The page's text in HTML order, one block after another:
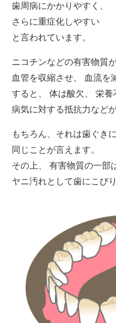
歯周病にかかりやすく、
さらに重症化しやすい
と言われています。
ニコチンなどの有害物質
血管を収縮させ、 血流を
すると、 体は酸欠、 栄養
病気に対する抵抗力など
もちろん、それは歯ぐき
同じことが言えます。
その上、 有害物質の一部
ヤニ汚れとして歯にこび